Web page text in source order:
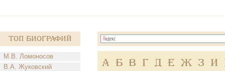
Топ Биографий
М.В. Ломоносов
В.А. Жуковский
А Б В Г Д Е Ж З И